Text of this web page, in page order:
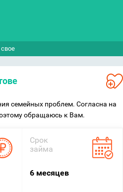
семейных проблем. Согласна на
обращаюсь к Вам.
Срок
займа
6 месяцев